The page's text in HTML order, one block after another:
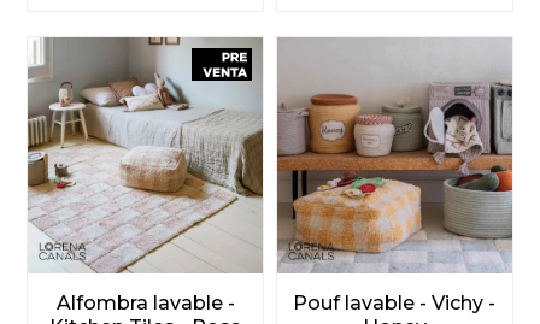
Alfombra lavable -
Pouf lavable - Vichy -